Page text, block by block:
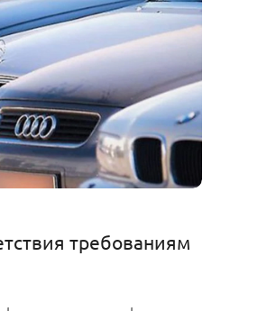
требованиям